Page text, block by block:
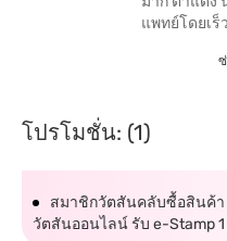
แพทย์โดยเร็ว
โปรโมชั่น: (1)
สมาชิกวัตสันคลับซื้อสินค้า
วัตสันออนไลน์ รับ e-Stamp 1